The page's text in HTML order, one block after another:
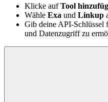
Klicke aufTool
Wähle Exa und Linkup
Gib deine API-Schlüssel
und Datenzugriff zu